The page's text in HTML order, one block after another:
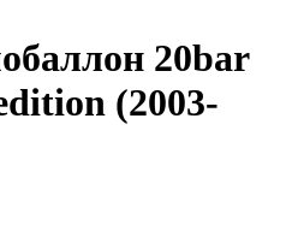
20bar
(2003-